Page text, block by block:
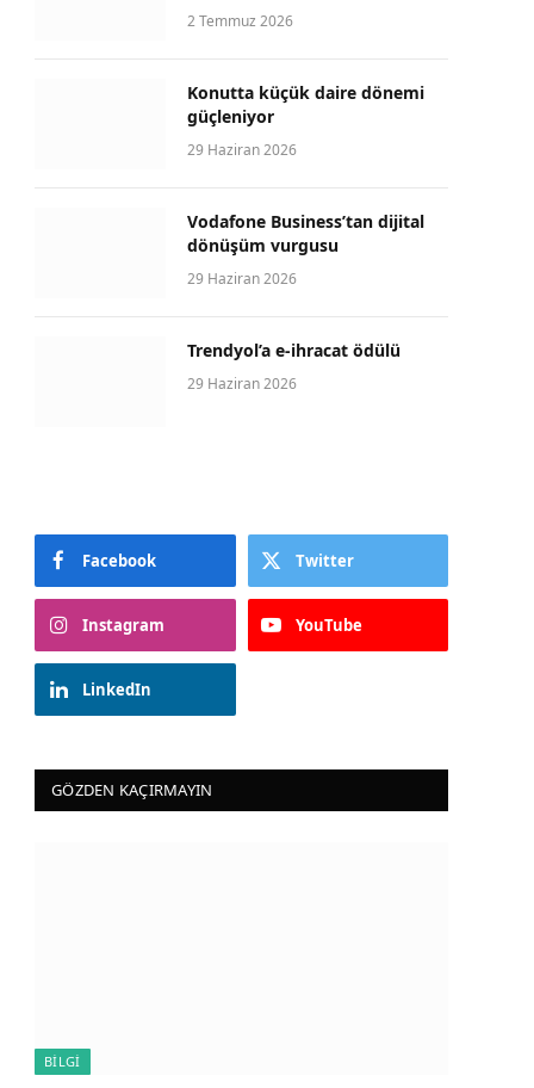
2 Temmuz 2026
Konutta küçük daire dönemi
güçleniyor
29 Haziran 2026
Vodafone Business’tan dijital
dönüşüm vurgusu
29 Haziran 2026
Trendyol’a e-ihracat ödülü
29 Haziran 2026
Facebook Twitter
Instagram YouTube
LinkedIn
GÖZDEN KAÇIRMAYIN
BILGI